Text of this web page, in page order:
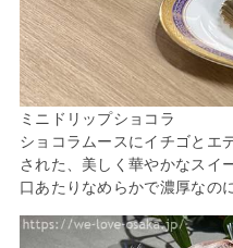
ミニドリップショコラ
ショコラムースにイチゴとエ
された、美しく華やかなスイ
口あたりなめらかで濃厚なの